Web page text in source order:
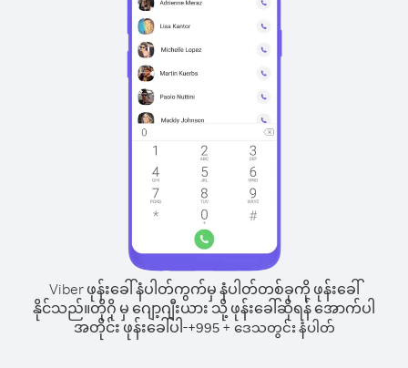
Viber ဖုန်းခေါ်နံပါတ်ကွက်မှ နံပါတ်တစ်ခုကို ဖုန်းခေါ်
နိုင်သည်။တိုဂို မှ ဂျော့ဂျီးယား သို့ ဖုန်းခေါ်ဆိုရန် အောက်ပါ
အတိုင်း ဖုန်းခေါ်ပါ-+995+ ဒေသတွင်း နံပါတ်